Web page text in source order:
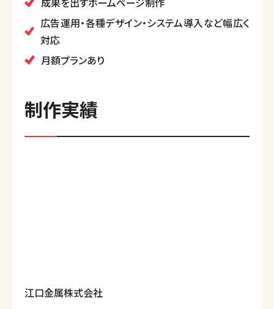
広告運用・各種デザイン・システム導入など幅広く
対応
月額プランあり
制作実績
江口金属株式会社